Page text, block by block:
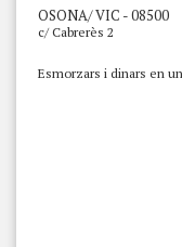
OSONA/ VIC - 08500
c/ Cabrerès 2
Esmorzars i dinars en